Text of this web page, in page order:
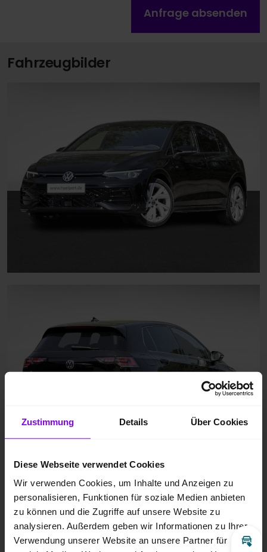
Zustimmung Details Über Cookies
Diese Webseite verwendet Cookies
Wir verwenden Cookies, um Inhalte und Anzeigen zu
personalisieren, Funktionen für soziale Medien anbieten
zu können und die Zugriffe auf unsere Website zu
analysieren. Außerdem geben wir Informationen zu Ihrer
Verwendung unserer Website an unsere Partner für
Anfrage absenden
Fahrzeugbilder